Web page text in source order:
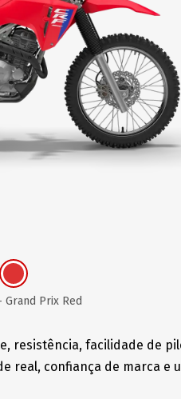
Prix Red
resistência, facilidade de
real, confiança de marca e